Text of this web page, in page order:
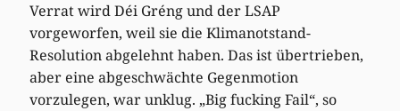
Verrat wird Déi Gréng und der LSAP
vorgeworfen, weil sie die Klimanotstand-
Resolution abgelehnt haben. Das ist übertrieben,
aber eine abgeschwächte Gegenmotion
vorzulegen, war unklug. „Big fucking Fail“, so